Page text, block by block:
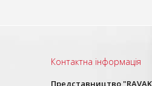
Контактна інформація
Представництво "RAVAK